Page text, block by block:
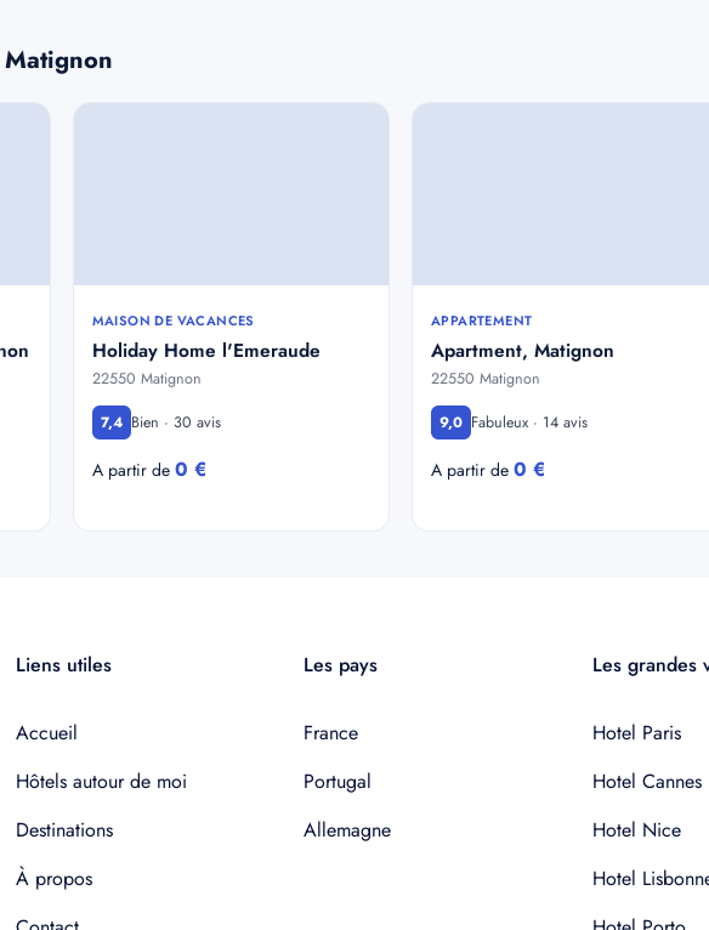
MAISON DE VACANCES
Holiday Home l'Emeraude
22550 Matignon
7,4 Bien · 30 avis
A partir de 0 €
APPARTEMENT
Apartment, Matignon
22550 Matignon
9,0 Fabuleux · 14 avis
A partir de 0 €
Liens utiles
Accueil
Hôtels autour de moi
Destinations
À propos
Les pays
France
Portugal
Allemagne
Les grandes
Hotel Paris
Hotel Cannes
Hotel Nice
Hotel